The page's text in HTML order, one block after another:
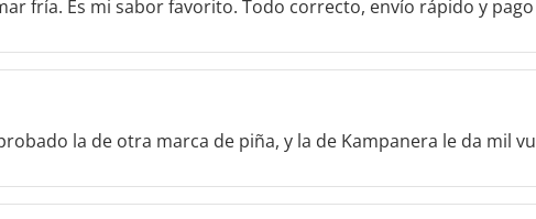
fría. Es mi sabor favorito. Todo correcto, envío rápido y pago
la de otra marca de piña, y la de Kampanera le da mil